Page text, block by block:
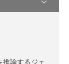
論するジェ